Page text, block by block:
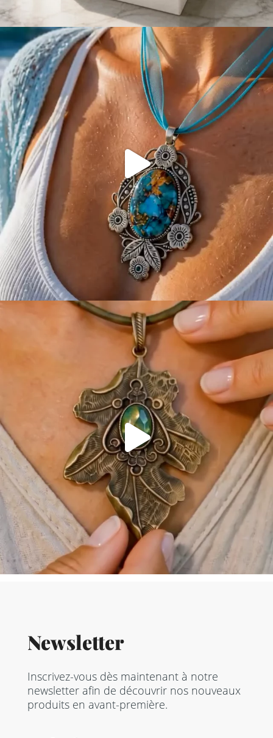
Newsletter
Inscrivez-vous dès maintenant à notre
newsletter afin de découvrir nos nouveaux
produits en avant-première.